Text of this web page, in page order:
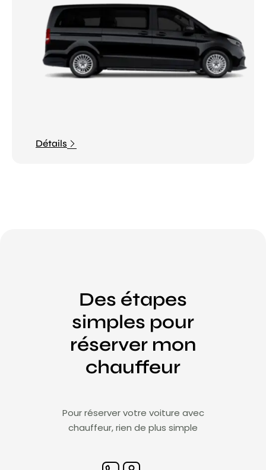
Détails
Des étapes
simples pour
réserver mon
chauffeur
Pour réserver votre voiture avec
chauffeur, rien de plus simple